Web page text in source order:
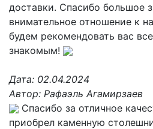
доставки. Спасибо большое
внимательное отношение к
будем рекомендовать вас
знакомым!
Дата: 02.04.2024
Автор: Рафаэль Агамирзаев
Спасибо за отличное
приобрел каменную